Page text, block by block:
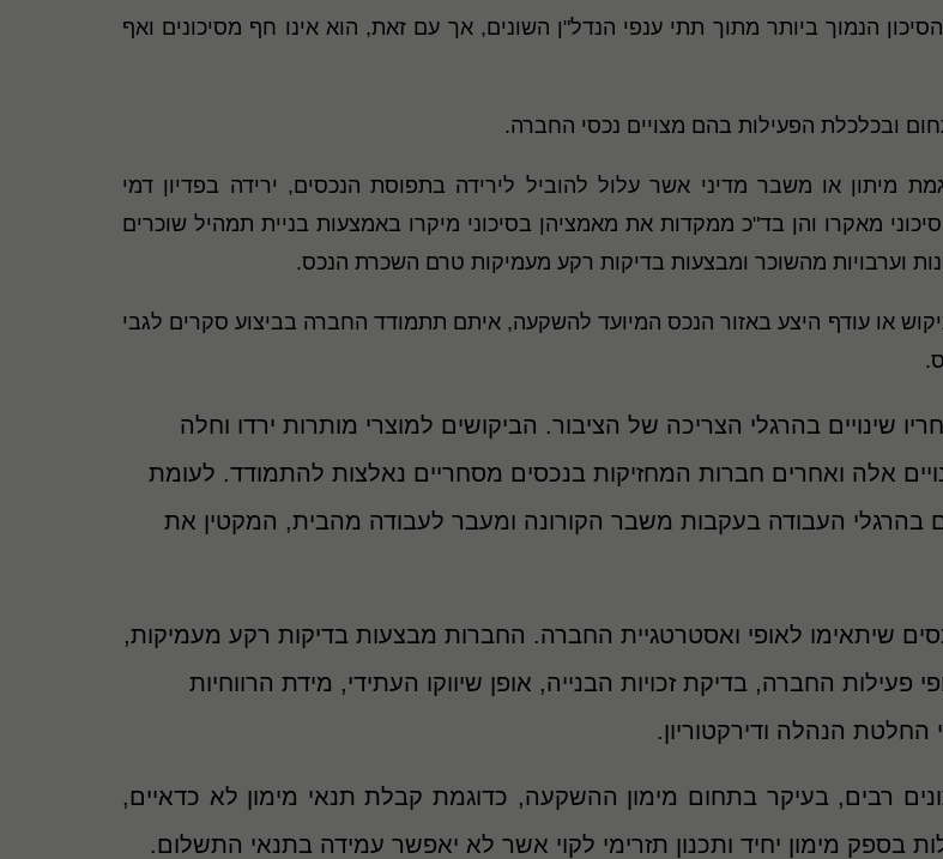
הנמוך ביותר מתוך תתי ענפי הנדל"ן השונים, אך עם זאת, הוא אינו חף מסיכונים ואף
ובכלכלת הפעילות בהם מצויים נכסי החברה.
מיתון או משבר מדיני אשר עלול להוביל לירידה בתפוסת הנכסים, ירידה בפדיון דמי
מאקרו והן בד"כ ממקדות את מאמציהן בסיכוני מיקרו באמצעות בניית תמהיל שוכרים
וערבויות מהשוכר ומבצעות בדיקות רקע מעמיקות טרם השכרת הנכס.
או עודף היצע באזור הנכס המיועד להשקעה, איתם תתמודד החברה בביצוע סקרים לגבי
בהרגלי הצריכה של הציבור. הביקושים למוצרי מותרות ירדו וחלה
אלה ואחרים חברות המחזיקות בנכסים מסחריים נאלצות להתמודד. לעומת
בהרגלי העבודה בעקבות משבר הקורונה ומעבר לעבודה מהבית, המקטין את
שיתאימו לאופי ואסטרטגיית החברה. החברות מבצעות בדיקות רקע מעמיקות,
החברה, בדיקת זכויות הבנייה, אופן שיווקו העתידי, מידת הרווחיות
החלטת הנהלה ודירקטוריון.
רבים, בעיקר בתחום מימון ההשקעה, כדוגמת קבלת תנאי מימון לא כדאיים,
בספק מימון יחיד ותכנון תזרימי לקוי אשר לא יאפשר עמידה בתנאי התשלום.